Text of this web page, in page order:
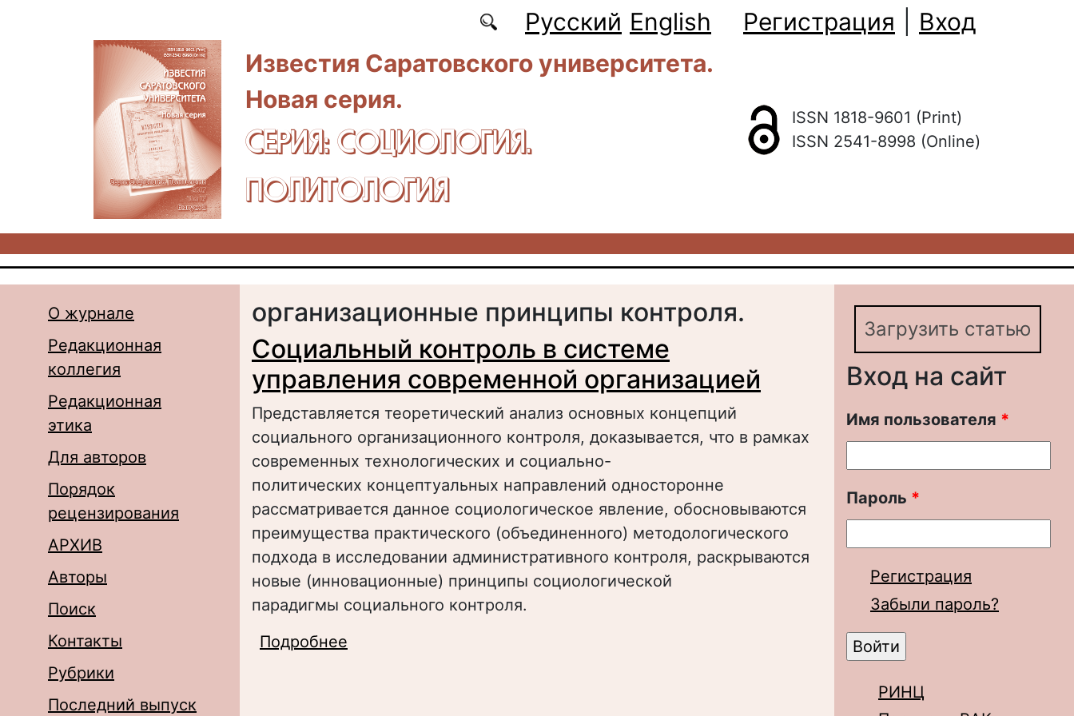
Русский English Регистрация
Вход
Известия Саратовского университета.
Новая серия.
СЕРИЯ: CОЦИОЛОГИЯ.
ПОЛИТОЛОГИЯ
ISSN 1818-9601 (Print)
ISSN 2541-8998 (Online)
О журнале
Редакционная
коллегия
Редакционная
этика
Для авторов
Порядок
рецензирования
АРХИВ
Авторы
Поиск
Контакты
Рубрики
Последний выпуск
организационные принципы контроля.
Социальный контроль в системе
управления современной организацией
Представляется теоретический анализ основных концепций
социального организационного контроля, доказывается, что в рамках
современных технологических и социально-
политических концептуальных направлений односторонне
рассматривается данное социологическое явление, обосновываются
преимущества практического (объединенного) методологического
подхода в исследовании административного контроля, раскрываются
новые (инновационные) принципы социологической
парадигмы социального контроля.
Подробнее
Загрузить статью
Вход на сайт
Имя пользователя *
Пароль *
Регистрация
Забыли пароль?
РИНЦ